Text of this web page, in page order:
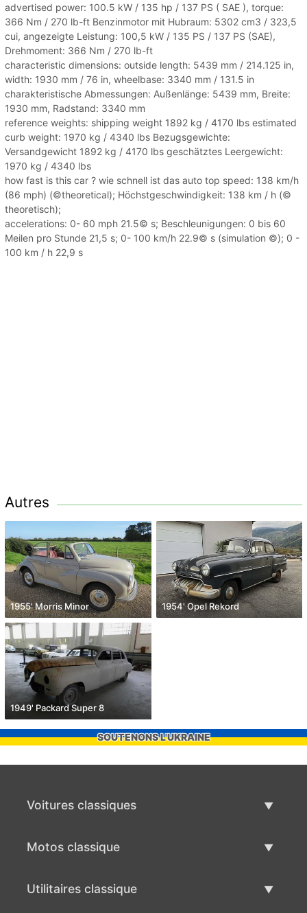
advertised power: 100.5 kW / 135 hp / 137 PS ( SAE ), torque:
366 Nm / 270 lb-ft Benzinmotor mit Hubraum: 5302 cm3 / 323,5
cui, angezeigte Leistung: 100,5 kW / 135 PS / 137 PS (SAE),
Drehmoment: 366 Nm / 270 lb-ft
characteristic dimensions: outside length: 5439 mm / 214.125 in,
width: 1930 mm / 76 in, wheelbase: 3340 mm / 131.5 in
charakteristische Abmessungen: Außenlänge: 5439 mm, Breite:
1930 mm, Radstand: 3340 mm
reference weights: shipping weight 1892 kg / 4170 lbs estimated
curb weight: 1970 kg / 4340 lbs Bezugsgewichte:
Versandgewicht 1892 kg / 4170 lbs geschätztes Leergewicht:
1970 kg / 4340 lbs
how fast is this car ? wie schnell ist das auto top speed: 138 km/h
(86 mph) (©theoretical); Höchstgeschwindigkeit: 138 km / h (©
theoretisch);
accelerations: 0- 60 mph 21.5© s; Beschleunigungen: 0 bis 60
Meilen pro Stunde 21,5 s; 0- 100 km/h 22.9© s (simulation ©); 0 -
100 km / h 22,9 s
Autres
1955' Morris Minor 1954' Opel Rekord
1949' Packard Super 8
SOUTENONS L'UKRAINE
Voitures classiques
Motos classique
Utilitaires classique